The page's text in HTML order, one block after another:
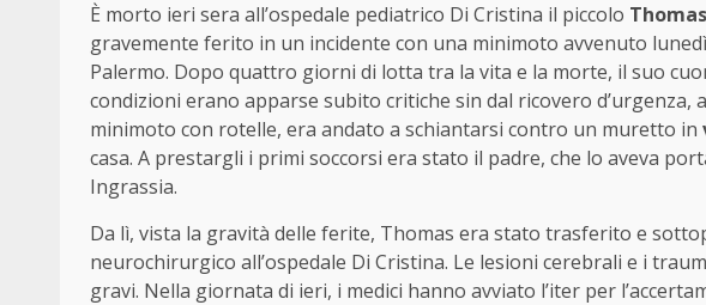
È morto ieri sera all’ospedale pediatrico Di Cristina il piccolo
gravemente ferito in un incidente con una minimoto avvenuto
Palermo. Dopo quattro giorni di lotta tra la vita e la morte, il suo
condizioni erano apparse subito critiche sin dal ricovero d’urgenza,
minimoto con rotelle, era andato a schiantarsi contro un muretto in
casa. A prestargli i primi soccorsi era stato il padre, che lo aveva
Ingrassia.
Da lì, vista la gravità delle ferite, Thomas era stato trasferito e
neurochirurgico all’ospedale Di Cristina. Le lesioni cerebrali e i
gravi. Nella giornata di ieri, i medici hanno avviato l’iter per